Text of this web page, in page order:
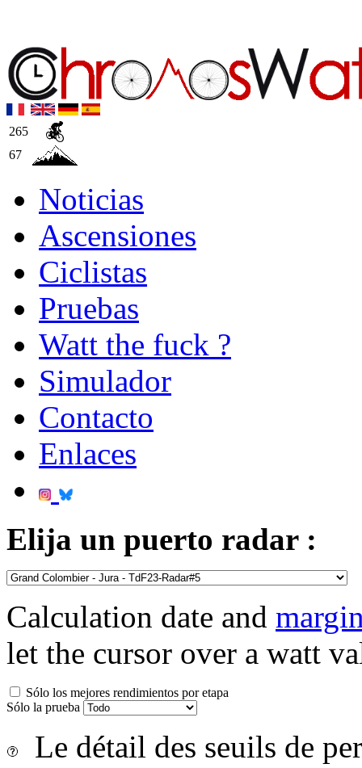
265
67
Noticias
Ascensiones
Ciclistas
Pruebas
Watt the fuck ?
Simulador
Contacto
Enlaces
Elija un puerto radar :
Calculation date and
let the cursor over a watt
Sólo los mejores rendimientos por etapa
Sólo la prueba
Le détail des seuils de